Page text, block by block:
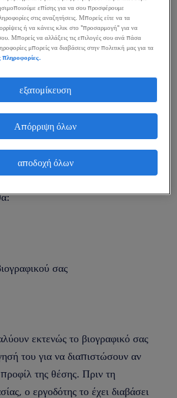
μέχριομαδική συνέντευξη
skype. Ωστόσο, σε όλους τους
κάποιοι παράγοντες που θα πρέπει
ο εργαζόμενος, ώστε να αυξήσει
με την εταιρεία. Τα τέσσερα
που πρέπει να γνωρίζετε καλά
σας
εκτενώς το βιογραφικό σας
του για να διαπιστώσουν αν
προφίλ της θέσης. Πριν τη
ο εργοδότης το έχει διαβάσει
επίσης για να σου προσφέρουμε
στις αναζητήσεις. Μπορείς είτε να τα
ή να κάνεις κλικ στο "προσαρμογή" για να
Μπορείς να αλλάξεις τις επιλογές σου ανά πάσα
μπορείς να διαβάσεις στην πολιτική μας για τα
πληροφορίες.
εξατομίκευση
Απόρριψη όλων
αποδοχή όλων